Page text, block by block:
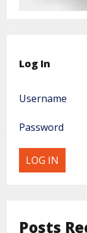
Log In
Username
Password
Posts